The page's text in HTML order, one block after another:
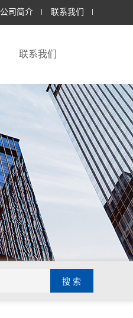
公司简介 联系我们
联系我们